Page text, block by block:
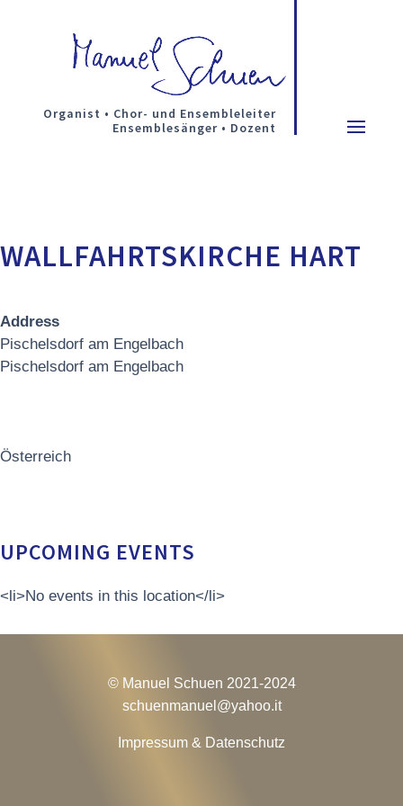
Organist • Chor- und Ensembleleiter
Ensemblesänger • Dozent
WALLFAHRTSKIRCHE HART
Address
Pischelsdorf am Engelbach
Pischelsdorf am Engelbach
Österreich
UPCOMING EVENTS
<li>No events in this location</li>
© Manuel Schuen 2021-2024
schuenmanuel@yahoo.it
Impressum & Datenschutz